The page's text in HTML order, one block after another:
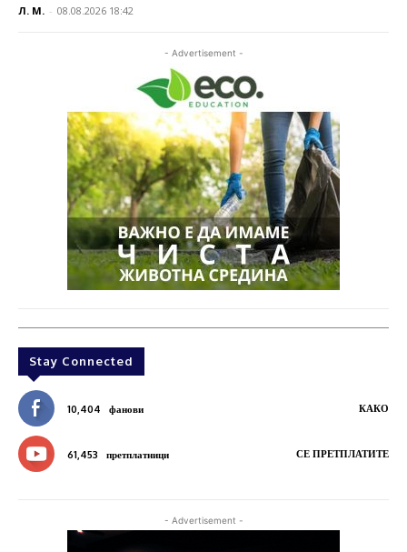
Л. М. - 08.08.2026 18:42
- Advertisement -
Stay Connected
10,404 фанови КАКО
61,453 претплатници СЕ ПРЕТПЛАТИТЕ
- Advertisement -